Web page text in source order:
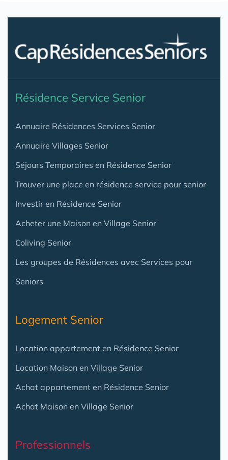
Résidence Service Senior
Annuaire Résidences Services Senior
Annuaire Villages Senior
Séjours Temporaires en Résidence Senior
Trouver une place en résidence service pour senior
Investir en Résidence Senior
Acheter une Maison en Village Senior
Coliving Senior
Les groupes de Résidences avec Services pour
Seniors
Logement Senior
Location appartement en Résidence Senior
Location Maison en Village Senior
Achat appartement en Résidence Senior
Achat Maison en Village Senior
Professionnels